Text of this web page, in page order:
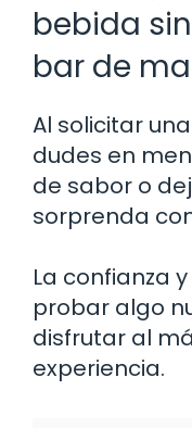
bebida
bar de
Al solicitar
dudes en
de sabor o
sorprenda
La confianza
probar algo
disfrutar al
experiencia.